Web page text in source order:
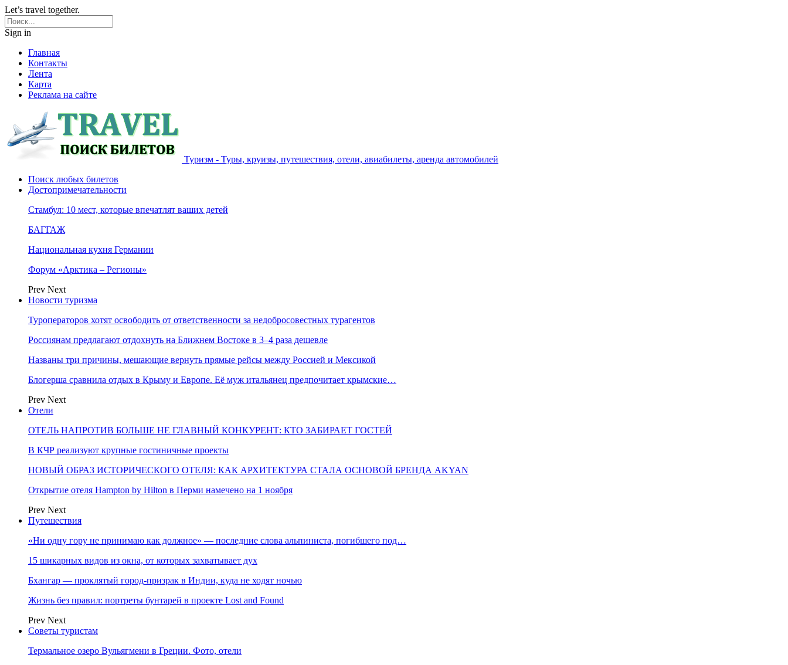
Let’s travel together.
Sign in
Главная
Контакты
Лента
Карта
Реклама на сайте
Туризм - Туры, круизы, путешествия, отели, авиабилеты, аренда автомобилей
Поиск любых билетов
Достопримечательности
Стамбул: 10 мест, которые впечатлят ваших детей
БАГГАЖ
Национальная кухня Германии
Форум «Арктика – Регионы»
Prev Next
Новости туризма
Туроператоров хотят освободить от ответственности за недобросовестных турагентов
Россиянам предлагают отдохнуть на Ближнем Востоке в 3–4 раза дешевле
Названы три причины, мешающие вернуть прямые рейсы между Россией и Мексикой
Блогерша сравнила отдых в Крыму и Европе. Её муж итальянец предпочитает крымские…
Prev Next
Отели
ОТЕЛЬ НАПРОТИВ БОЛЬШЕ НЕ ГЛАВНЫЙ КОНКУРЕНТ: КТО ЗАБИРАЕТ ГОСТЕЙ
В КЧР реализуют крупные гостиничные проекты
НОВЫЙ ОБРАЗ ИСТОРИЧЕСКОГО ОТЕЛЯ: КАК АРХИТЕКТУРА СТАЛА ОСНОВОЙ БРЕНДА AKYAN
Открытие отеля Hampton by Hilton в Перми намечено на 1 ноября
Prev Next
Путешествия
«Ни одну гору не принимаю как должное» — последние слова альпиниста, погибшего под…
15 шикарных видов из окна, от которых захватывает дух
Бхангар — проклятый город-призрак в Индии, куда не ходят ночью
Жизнь без правил: портреты бунтарей в проекте Lost and Found
Prev Next
Советы туристам
Термальное озеро Вульягмени в Греции. Фото, отели